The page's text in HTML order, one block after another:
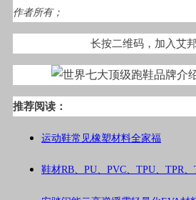
作者所有；
长按二维码，加入艾邦
推荐阅读：
运动鞋常见橡塑材料全家福
鞋材RB、PU、PVC、TPU、TPR